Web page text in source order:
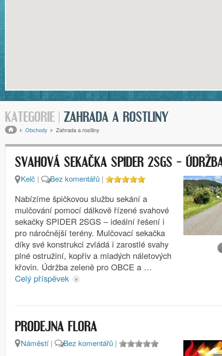
KATEGORIE | ZAHRADA A ROSTLINY
Drobečková navigace
Obchody Zahrada a rostliny
SVAHOVÁ SEKAČKA SPIDER 2SGS –
Kelč | Bez komentářů |
Nabízíme špičkovou službu sekání a
mulčování pomocí dálkově řízené svahové
sekačky SPIDER 2SGS – ideální řešení i
pro náročnější terény. Mulčovací sekačka
díky své konstrukci zvládá i zarostlé svahy
plné ostružiní, kopřiv a mladých náletových
křovin. Údržba zeleně pro OBCE a …
Celý příspěvek
PRODEJNA FLORA
Náměstí| Bez komentářů |